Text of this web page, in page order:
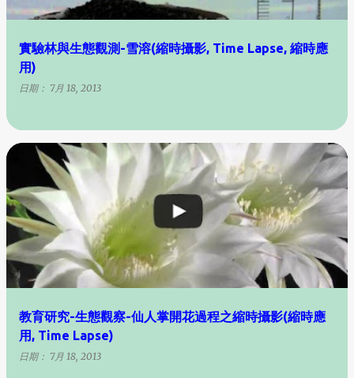
實驗林與生態觀測-雪溶(縮時攝影, Time Lapse, 縮時應
用)
日期： 7月 18, 2013
教育研究-生態觀察-仙人掌開花過程之縮時攝影(縮時應
用, Time Lapse)
日期： 7月 18, 2013